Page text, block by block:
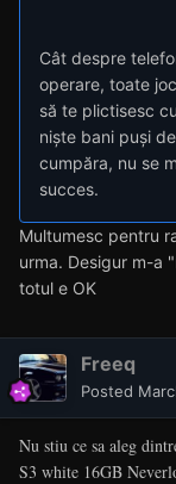
Cât despre
operare, toate
să te plictisesc
niște bani puși
cumpăra, nu se
succes.
Multumesc pentru
urma. Desigur m-a
totul e OK
Freeq
Posted
Nu stiu ce sa aleg
S3 white 16GB